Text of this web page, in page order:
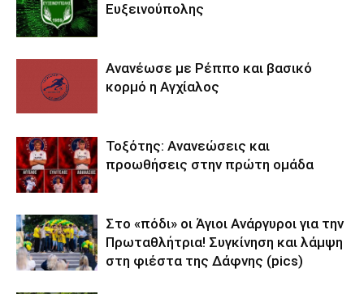
Ευξεινούπολης
Ανανέωσε με Ρέππο και βασικό
κορμό η Αγχίαλος
Τοξότης: Ανανεώσεις και
προωθήσεις στην πρώτη ομάδα
Στο «πόδι» οι Άγιοι Ανάργυροι για την
Πρωταθλήτρια! Συγκίνηση και λάμψη
στη φιέστα της Δάφνης (pics)